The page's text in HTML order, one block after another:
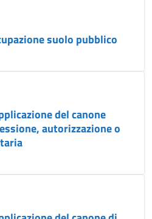
suolo pubblico
del canone
autorizzazione o